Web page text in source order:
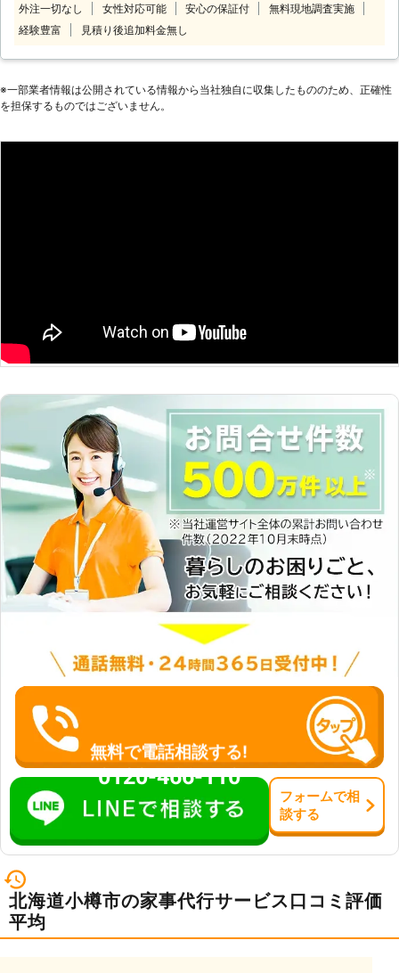
【安全】～登録スタッフ5200人～ ベ
アーズレディは全員直接雇用。 業界
せすることなく細やかで真心を込めた
サービスをご提供します。 【品質】
ンドから実技に至るまで、7つのオリ
外注一切なし
女性対応可能 安心の保証付
無料現地調査実施
経験豊富
見積り後追加料金無し
※⼀部業者情報は公開されている情報から当社独⾃に収集したもののため、正確性
を担保するものではございません。
無料で電話相談する!
0120-466-110
フォームで相
談する
北海道小樽市の家事代行サービス口コミ評価
平均